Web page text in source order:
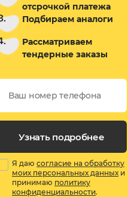
отсрочкой платежа
Подбираем аналоги
Рассматриваем
тендерные заказы
Узнать подробнее
Я даю согласие на обработку
моих персональных данных и
принимаю политику
конфиденциальности.